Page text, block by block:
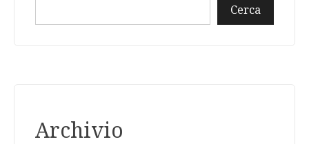
Cerca
Archivio